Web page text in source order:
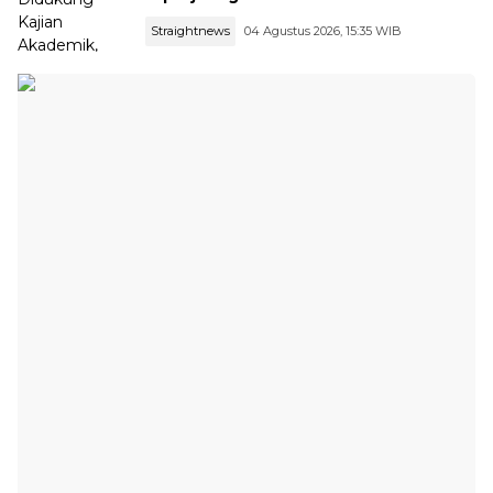
Straightnews 04 Agustus 2026, 15:35 WIB